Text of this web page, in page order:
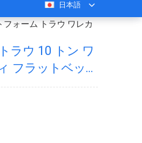
日本語
ォーム トラウ ワレカ
ラウ 10 トン ワ
フラットベッド